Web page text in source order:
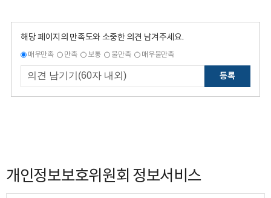
해당 페이지의 만족도와 소중한 의견 남겨주세요.
매우만족 만족 보통 불만족 매우불만족
등록
개인정보보호위원회 정보서비스